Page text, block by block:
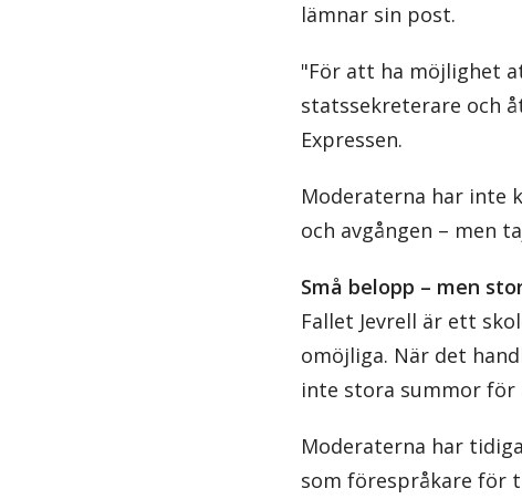
lämnar sin post.
"För att ha möjlighet
statssekreterare och
Expressen.
Moderaterna har inte
och avgången – men
Små belopp – men
Fallet Jevrell är ett
omöjliga. När det
inte stora summor
Moderaterna har
som förespråkare för